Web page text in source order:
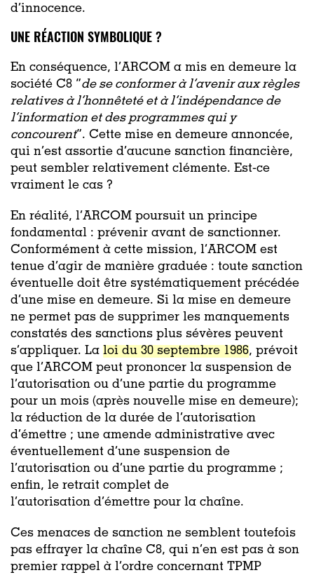
d’innocence.
UNE RÉACTION SYMBOLIQUE ?
En conséquence, l’ARCOM a mis en demeure la
société C8 “de se conformer à l’avenir aux règles
relatives à l’honnêteté et à l’indépendance de
l’information et des programmes qui y
concourent”. Cette mise en demeure annoncée,
qui n’est assortie d’aucune sanction financière,
peut sembler relativement clémente. Est-ce
vraiment le cas ?
En réalité, l’ARCOM poursuit un principe
fondamental : prévenir avant de sanctionner.
Conformément à cette mission, l’ARCOM est
tenue d’agir de manière graduée : toute sanction
éventuelle doit être systématiquement précédée
d’une mise en demeure. Si la mise en demeure
ne permet pas de supprimer les manquements
constatés des sanctions plus sévères peuvent
s’appliquer. La loi du 30 septembre 1986, prévoit
que l’ARCOM peut prononcer la suspension de
l’autorisation ou d’une partie du programme
pour un mois (après nouvelle mise en demeure);
la réduction de la durée de l’autorisation
d’émettre ; une amende administrative avec
éventuellement d’une suspension de
l’autorisation ou d’une partie du programme ;
enfin, le retrait complet de
l’autorisation d’émettre pour la chaîne.
Ces menaces de sanction ne semblent toutefois
pas effrayer la chaîne C8, qui n’en est pas à son
premier rappel à l’ordre concernant TPMP